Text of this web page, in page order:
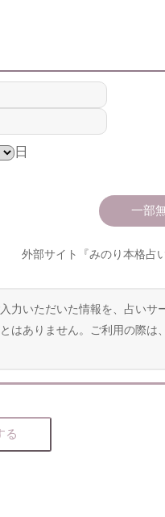
日
外部サイト『みのり本格占
力いただいた情報を、占いサ
はありません。ご利用の際は
る